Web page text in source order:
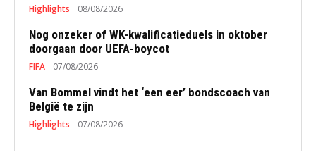
Highlights 08/08/2026
Nog onzeker of WK-kwalificatieduels in oktober
doorgaan door UEFA-boycot
FIFA 07/08/2026
Van Bommel vindt het ‘een eer’ bondscoach van
België te zijn
Highlights 07/08/2026